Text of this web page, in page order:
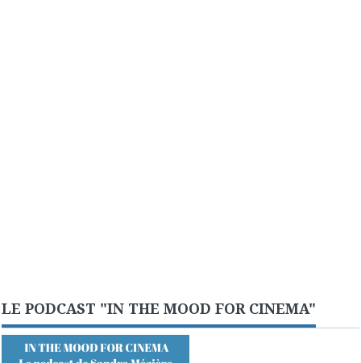
LE PODCAST "IN THE MOOD FOR CINEMA"